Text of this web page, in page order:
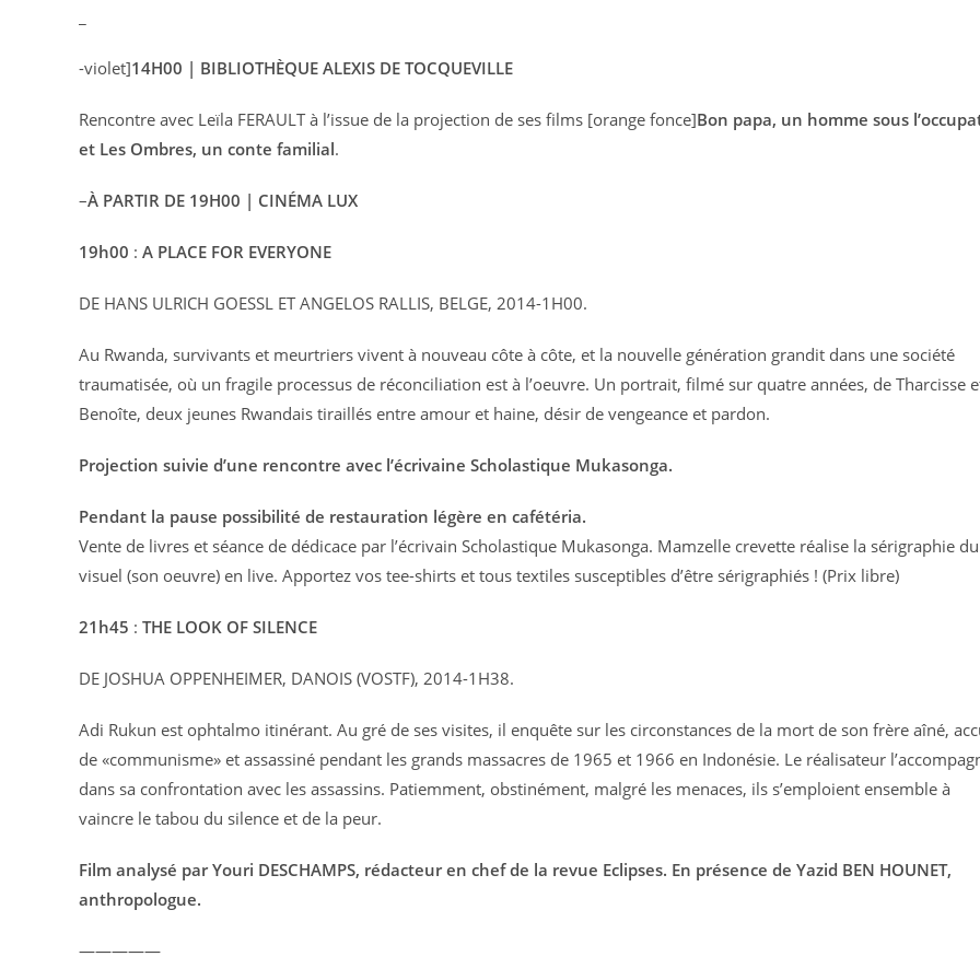
-violet]14H00 | BIBLIOTHÈQUE ALEXIS DE TOCQUEVILLE
Rencontre avec Leïla FERAULT à l’issue de la projection de ses films [orange fonce]Bon papa, un homme sous
et Les Ombres, un conte familial.
–À PARTIR DE 19H00 | CINÉMA LUX
19h00 : A PLACE FOR EVERYONE
DE HANS ULRICH GOESSL ET ANGELOS RALLIS, BELGE, 2014-1H00.
Au Rwanda, survivants et meurtriers vivent à nouveau côte à côte, et la nouvelle génération grandit dans une société
traumatisée, où un fragile processus de réconciliation est à l’oeuvre. Un portrait, filmé sur quatre années, de Tharcisse
Benoîte, deux jeunes Rwandais tiraillés entre amour et haine, désir de vengeance et pardon.
Projection suivie d’une rencontre avec l’écrivaine Scholastique Mukasonga.
Pendant la pause possibilité de restauration légère en cafétéria.
Vente de livres et séance de dédicace par l’écrivain Scholastique Mukasonga. Mamzelle crevette réalise la sérigraphie du
visuel (son oeuvre) en live. Apportez vos tee-shirts et tous textiles susceptibles d’être sérigraphiés ! (Prix libre)
21h45 : THE LOOK OF SILENCE
DE JOSHUA OPPENHEIMER, DANOIS (VOSTF), 2014-1H38.
Adi Rukun est ophtalmo itinérant. Au gré de ses visites, il enquête sur les circonstances de la mort de son frère aîné,
de «communisme» et assassiné pendant les grands massacres de 1965 et 1966 en Indonésie. Le réalisateur
dans sa confrontation avec les assassins. Patiemment, obstinément, malgré les menaces, ils s’emploient ensemble à
vaincre le tabou du silence et de la peur.
Film analysé par Youri DESCHAMPS, rédacteur en chef de la revue Eclipses. En présence de Yazid BEN HOUNET,
anthropologue.
—————